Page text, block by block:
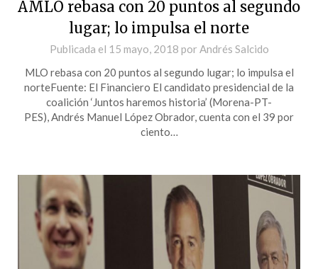
AMLO rebasa con 20 puntos al segundo
lugar; lo impulsa el norte
Publicada el 15 mayo, 2018 por Andrés Salcido
MLO rebasa con 20 puntos al segundo lugar; lo impulsa el
norteFuente: El Financiero El candidato presidencial de la
coalición ‘Juntos haremos historia’ (Morena-PT-
PES), Andrés Manuel López Obrador, cuenta con el 39 por
ciento…